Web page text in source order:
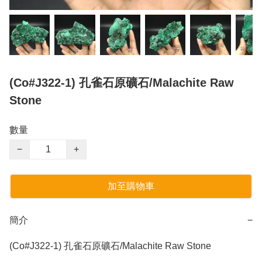
(Co#J322-1) 孔雀石原礦石/Malachite Raw
Stone
數量
−
+
加至購物車
簡介 −
(Co#J322-1) 孔雀石原礦石/Malachite Raw Stone